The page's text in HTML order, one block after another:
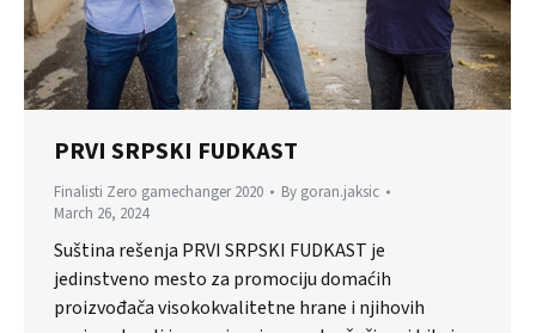
PRVI SRPSKI FUDKAST
Finalisti Zero gamechanger 2020 By goran.jaksic
March 26, 2024
Suština rešenja PRVI SRPSKI FUDKAST je
jedinstveno mesto za promociju domaćih
proizvođača visokokvalitetne hrane i njihovih